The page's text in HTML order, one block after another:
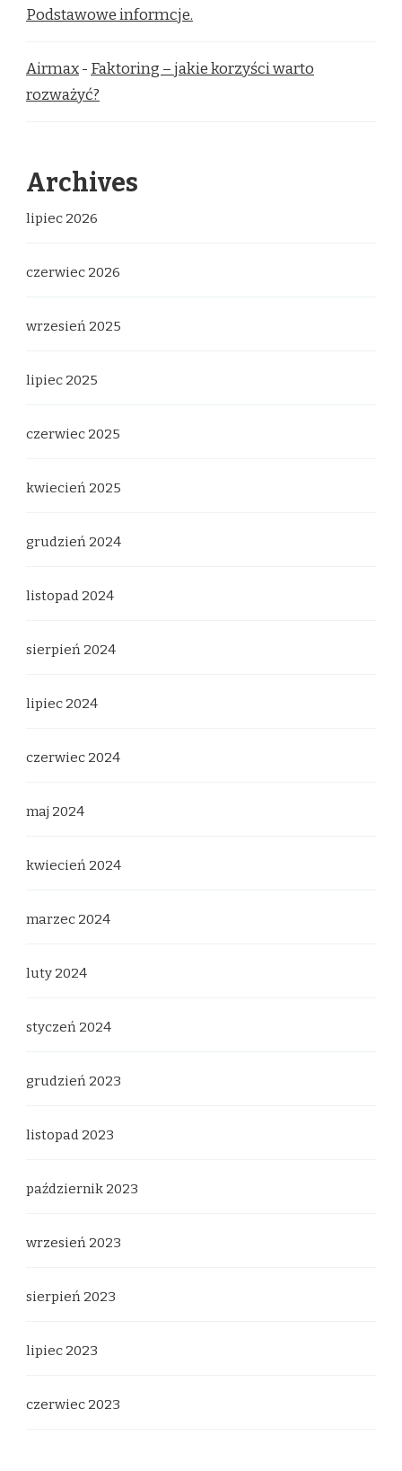
Podstawowe informcje.
Airmax- Faktoring – jakie korzyści warto
rozważyć?
Archives
lipiec 2026
czerwiec 2026
wrzesień 2025
lipiec 2025
czerwiec 2025
kwiecień 2025
grudzień 2024
listopad 2024
sierpień 2024
lipiec 2024
czerwiec 2024
maj 2024
kwiecień 2024
marzec 2024
luty 2024
styczeń 2024
grudzień 2023
listopad 2023
październik 2023
wrzesień 2023
sierpień 2023
lipiec 2023
czerwiec 2023